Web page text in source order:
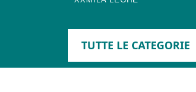
TUTTE LE CATEGORIE